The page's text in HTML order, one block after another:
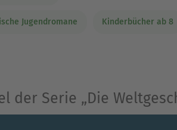
Jugendromane Kinderbücher ab 8
der Serie „Die